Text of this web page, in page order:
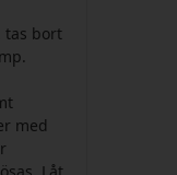
tas bort
med